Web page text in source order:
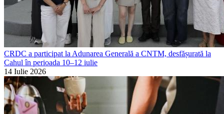
CRDC a participat la Adunarea Generală a CNTM, desfășurată la
Cahul în perioada 10–12 iulie
14 Iulie 2026